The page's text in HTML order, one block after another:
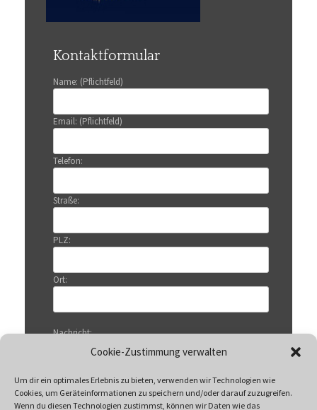
Cookie-Zustimmung verwalten
Um dir ein optimales Erlebnis zu bieten, verwenden wir Technologien wie
Cookies, um Geräteinformationen zu speichern und/oder darauf zuzugreifen.
Wenn du diesen Technologien zustimmst, können wir Daten wie das
Kontaktformular
Name: (Pflichtfeld)
Email: (Pflichtfeld)
Telefon:
Straße:
PLZ:
Ort:
Nachricht: